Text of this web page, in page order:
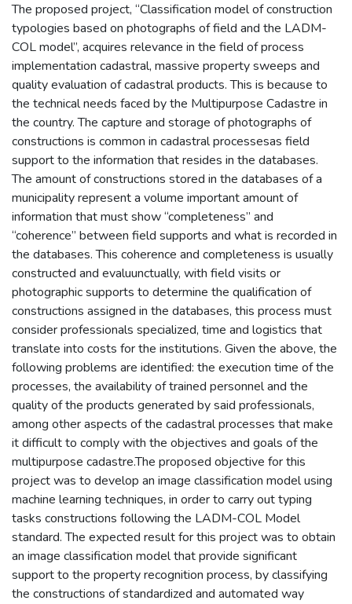
The proposed project, “Classification model of construction
typologies based on photographs of field and the LADM-
COL model”, acquires relevance in the field of process
implementation cadastral, massive property sweeps and
quality evaluation of cadastral products. This is because to
the technical needs faced by the Multipurpose Cadastre in
the country. The capture and storage of photographs of
constructions is common in cadastral processesas field
support to the information that resides in the databases.
The amount of constructions stored in the databases of a
municipality represent a volume important amount of
information that must show “completeness” and
“coherence” between field supports and what is recorded in
the databases. This coherence and completeness is usually
constructed and evaluunctually, with field visits or
photographic supports to determine the qualification of
constructions assigned in the databases, this process must
consider professionals specialized, time and logistics that
translate into costs for the institutions. Given the above, the
following problems are identified: the execution time of the
processes, the availability of trained personnel and the
quality of the products generated by said professionals,
among other aspects of the cadastral processes that make
it difficult to comply with the objectives and goals of the
multipurpose cadastre.The proposed objective for this
project was to develop an image classification model using
machine learning techniques, in order to carry out typing
tasks constructions following the LADM-COL Model
standard. The expected result for this project was to obtain
an image classification model that provide significant
support to the property recognition process, by classifying
the constructions of standardized and automated way